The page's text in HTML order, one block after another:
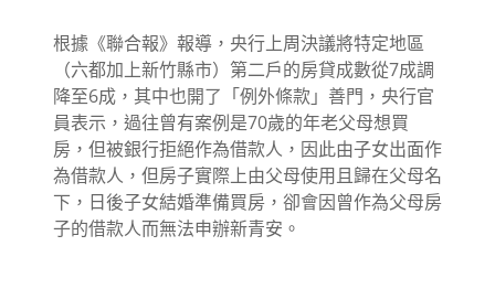
根據《聯合報》報導，央行上周決議將特定地區
（六都加上新竹縣市）第二戶的房貸成數從7成調
降至6成，其中也開了「例外條款」善門，央行官
員表示，過往曾有案例是70歲的年老父母想買
房，但被銀行拒絕作為借款人，因此由子女出面作
為借款人，但房子實際上由父母使用且歸在父母名
下，日後子女結婚準備買房，卻會因曾作為父母房
子的借款人而無法申辦新青安。